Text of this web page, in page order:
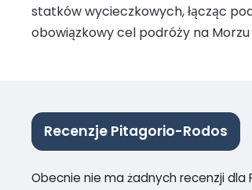
statków wycieczkowych, łącząc
obowiązkowy cel podróży na Morzu
Recenzje Pitagorio-Rodos
Obecnie nie ma żadnych recenzji dla